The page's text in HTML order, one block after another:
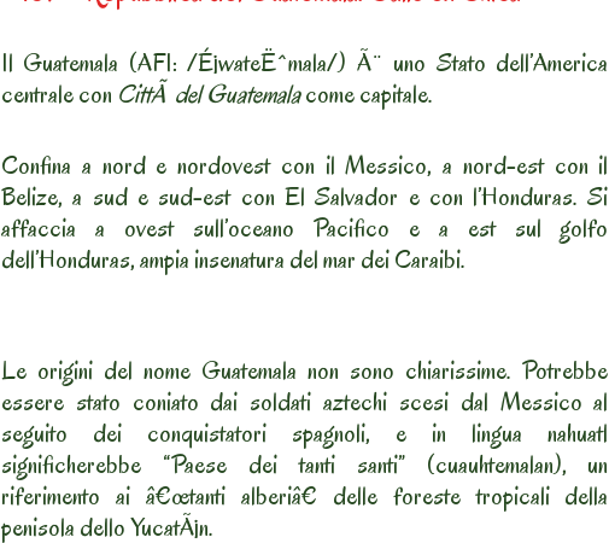
Il Guatemala (AFI: /É¡wateËˆmala/) Ã¨ uno Stato dell’America
centrale con CittÃ del Guatemalacome capitale.
Confina a nord e nordovest con il Messico, a nord-est con il
Belize, a sud e sud-est con El Salvador e con l’Honduras. Si
affaccia a ovest sull’oceano Pacifico e a est sul golfo
dell’Honduras, ampia insenatura del mar dei Caraibi.
Le origini del nome Guatemala non sono chiarissime. Potrebbe
essere stato coniato dai soldati aztechi scesi dal Messico al
seguito dei conquistatori spagnoli, e in lingua nahuatl
significherebbe “Paese dei tanti santi” (cuauhtemalan), un
riferimento ai â€œtanti alberiâ€ delle foreste tropicali della
penisola dello YucatÃ¡n.